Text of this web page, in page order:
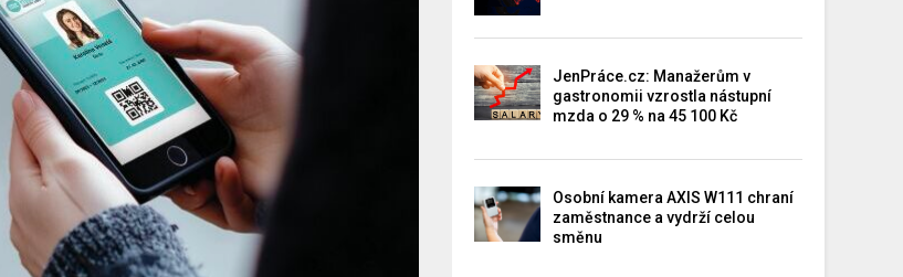
JenPráce.cz: Manažerům v
gastronomii vzrostla nástupní
mzda o 29 % na 45 100 Kč
Osobní kamera AXIS W111 chraní
zaměstnance a vydrží celou
směnu